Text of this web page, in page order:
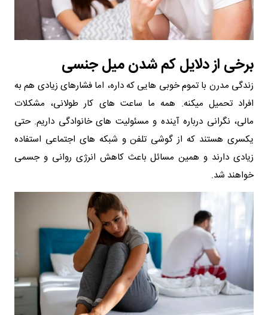
برخی از دلایل کم شدن میل جنسی
زندگی مدرن با تموم خوبی هایی که داره، اما فشارهای زیادی هم به
افراد تحمیل میکنه. همه ما ساعت های کار طولانی، مشکلات
مالی، نگرانی درباره آینده و مسئولیت های خانوادگی داریم. حتی
یکسری هستند که از گوشی تلفن و شبکه های اجتماعی استفاده
زیادی دارند و همین مسائل باعث کاهش انرژی روانی و جسمی
خواهند شد.